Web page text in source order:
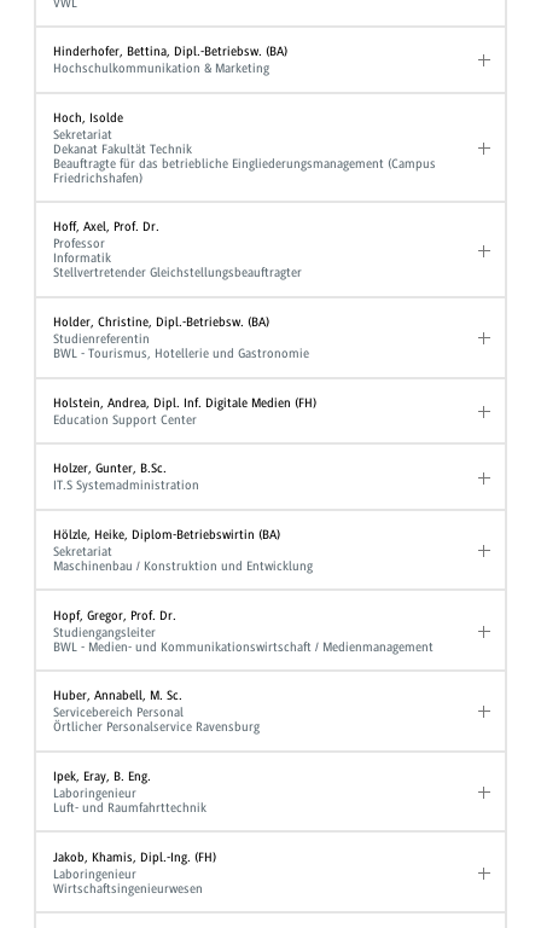
Hinderhofer, Bettina, Dipl.-Betriebsw. (BA)
Hochschulkommunikation & Marketing
Hoch, Isolde
Sekretariat
Dekanat Fakultät Technik
Beauftragte für das betriebliche Eingliederungsmanagement (Campus
Friedrichshafen)
Hoff, Axel, Prof. Dr.
Professor
Informatik
Stellvertretender Gleichstellungsbeauftragter
Holder, Christine, Dipl.-Betriebsw. (BA)
Studienreferentin
BWL - Tourismus, Hotellerie und Gastronomie
Holstein, Andrea, Dipl. Inf. Digitale Medien (FH)
Education Support Center
Holzer, Gunter, B.Sc.
IT.S Systemadministration
Hölzle, Heike, Diplom-Betriebswirtin (BA)
Sekretariat
Maschinenbau / Konstruktion und Entwicklung
Hopf, Gregor, Prof. Dr.
Studiengangsleiter
BWL - Medien- und Kommunikationswirtschaft / Medienmanagement
Huber, Annabell, M. Sc.
Servicebereich Personal
Örtlicher Personalservice Ravensburg
Ipek, Eray, B. Eng.
Laboringenieur
Luft- und Raumfahrttechnik
Jakob, Khamis, Dipl.-Ing. (FH)
Laboringenieur
Wirtschaftsingenieurwesen